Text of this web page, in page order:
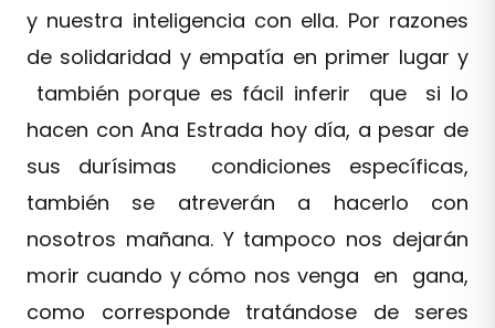
y nuestra inteligencia con ella. Por razones
de solidaridad y empatía en primer lugar y
también porque es fácil inferir que si lo
hacen con Ana Estrada hoy día, a pesar de
sus durísimas condiciones específicas,
también se atreverán a hacerlo con
nosotros mañana. Y tampoco nos dejarán
morir cuando y cómo nos venga en gana,
como corresponde tratándose de seres